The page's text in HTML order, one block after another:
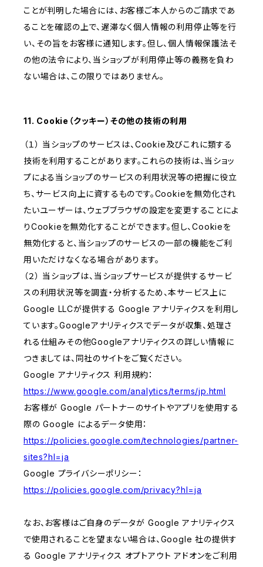
ことが判明した場合には、お客様ご本人からのご請求であ
ることを確認の上で、遅滞なく個人情報の利用停止等を行
い、その旨をお客様に通知します。但し、個人情報保護法そ
の他の法令により、当ショップが利用停止等の義務を負わ
ない場合は、この限りではありません。
11. Cookie（クッキー）その他の技術の利用
（１） 当ショップのサービスは、Cookie及びこれに類する
技術を利用することがあります。これらの技術は、当ショッ
プによる当ショップのサービスの利用状況等の把握に役立
ち、サービス向上に資するものです。Cookieを無効化され
たいユーザーは、ウェブブラウザの設定を変更することによ
りCookieを無効化することができます。但し、Cookieを
無効化すると、当ショップのサービスの一部の機能をご利
用いただけなくなる場合があります。
（２） 当ショップは、当ショップサービスが提供するサービ
スの利用状況等を調査・分析するため、本サービス上に
Google LLCが提供する Google アナリティクスを利用し
ています。Googleアナリティクスでデータが収集、処理さ
れる仕組みその他Googleアナリティクスの詳しい情報に
つきましては、同社のサイトをご覧ください。
Google アナリティクス 利用規約：
https://www.google.com/analytics/terms/jp.html
お客様が Google パートナーのサイトやアプリを使用する
際の Google によるデータ使用：
https://policies.google.com/technologies/partner-
sites?hl=ja
Google プライバシーポリシー：
https://policies.google.com/privacy?hl=ja
なお、お客様はご自身のデータが Google アナリティクス
で使用されることを望まない場合は、Google 社の提供す
る Google アナリティクス オプトアウト アドオンをご利用